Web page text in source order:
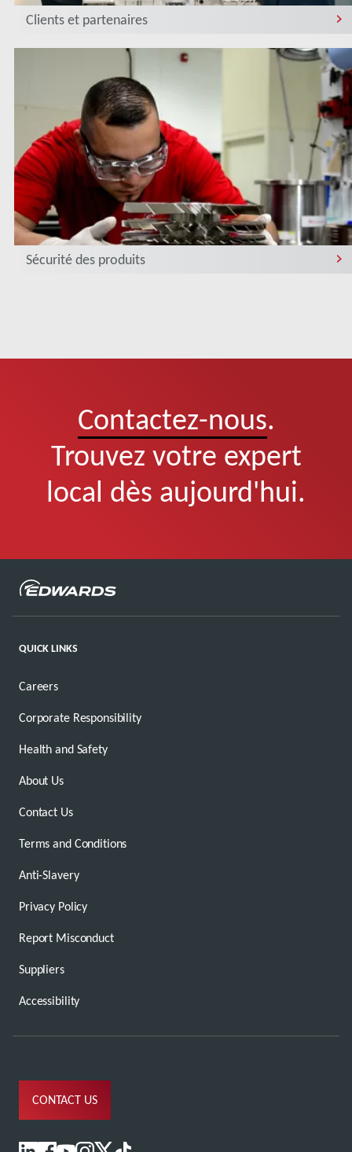
Clients et partenaires
Sécurité des produits
Contactez-nous.
Trouvez votre expert
local dès aujourd'hui.
QUICK LINKS
Careers
Corporate Responsibility
Health and Safety
About Us
Contact Us
Terms and Conditions
Anti-Slavery
Privacy Policy
Report Misconduct
Suppliers
Accessibility
CONTACT US